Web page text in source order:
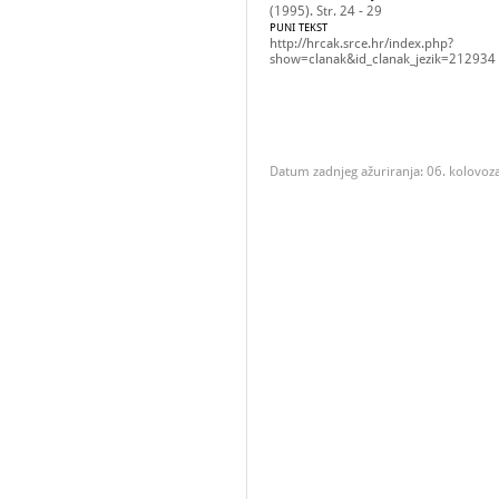
(1995). Str. 24 - 29
PUNI TEKST
http://hrcak.srce.hr/index.php?
show=clanak&id_clanak_jezik=212934
Datum zadnjeg ažuriranja: 06.